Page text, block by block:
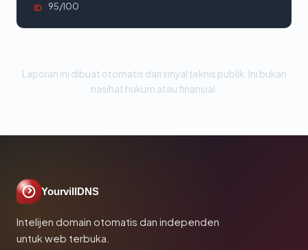
ID 95/100
Laporan ini dibuat otomatis dari sinyal teknis publik. Ini bukan
nasihat hukum atau finansial.
YourvillDNS
Intelijen domain otomatis dan independen
untuk web terbuka.